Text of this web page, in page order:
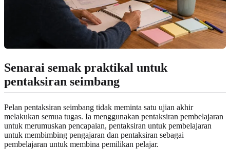
Senarai semak praktikal untuk
pentaksiran seimbang
Pelan pentaksiran seimbang tidak meminta satu ujian akhir
melakukan semua tugas. Ia menggunakan pentaksiran pembelajaran
untuk merumuskan pencapaian, pentaksiran untuk pembelajaran
untuk membimbing pengajaran dan pentaksiran sebagai
pembelajaran untuk membina pemilikan pelajar.